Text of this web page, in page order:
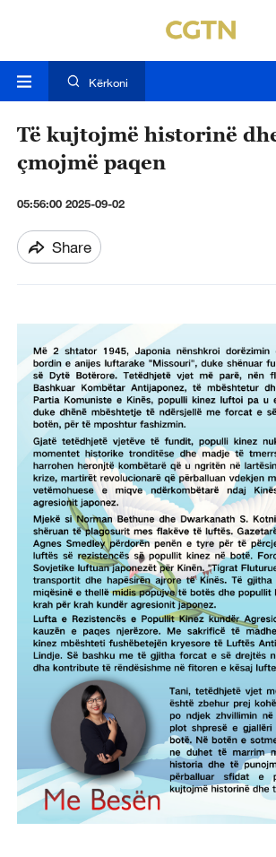
Kërkoni
Të kujtojmë historinë
çmojmë paqen
05:56:00 2025-09-02
Share